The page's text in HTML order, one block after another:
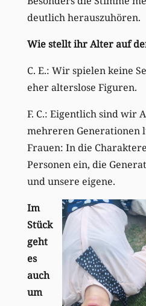
deutlich herauszuhören.
Wie stellt ihr Alter auf
C. E.: Wir spielen keine
eher alterslose Figuren.
F. C.: Eigentlich sind wir
mehreren Generationen
Frauen: In die
Personen ein, die
und unsere eigene.
Im
Stück
geht
es
auch
um